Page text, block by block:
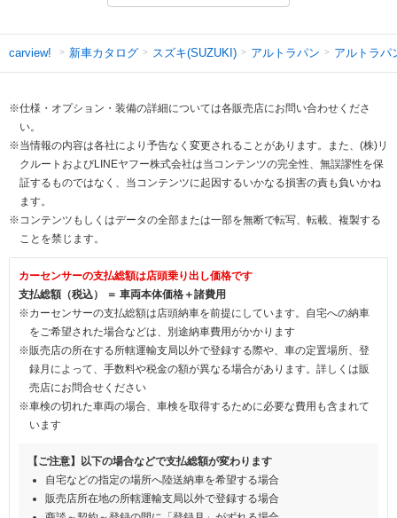
carview! 新車カタログ スズキ(SUZUKI) アルトラパン アルトラパ
※仕様・オプション・装備の詳細については各販売店にお問い合わせくださ
い。
※当情報の内容は各社により予告なく変更されることがあります。また、(株)リ
クルートおよびLINEヤフー株式会社は当コンテンツの完全性、無誤謬性を保
証するものではなく、当コンテンツに起因するいかなる損害の責も負いかね
ます。
※コンテンツもしくはデータの全部または一部を無断で転写、転載、複製する
ことを禁じます。
カーセンサーの支払総額は店頭乗り出し価格です
支払総額（税込） ＝ 車両本体価格＋諸費用
※カーセンサーの支払総額は店頭納車を前提にしています。自宅への納車
をご希望された場合などは、別途納車費用がかかります
※販売店の所在する所轄運輸支局以外で登録する際や、車の定置場所、登
録月によって、手数料や税金の額が異なる場合があります。詳しくは販
売店にお問合せください
※車検の切れた車両の場合、車検を取得するために必要な費用も含まれて
います
【ご注意】以下の場合などで支払総額が変わります
自宅などの指定の場所へ陸送納車を希望する場合
販売店所在地の所轄運輸支局以外で登録する場合